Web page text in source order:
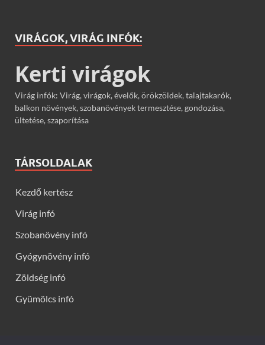
VIRÁGOK, VIRÁG INFÓK:
Kerti virágok
Virág infók: Virág, virágok, évelők, örökzöldek, talajtakarók,
balkon növények, szobanövények termesztése, gondozása,
ültetése, szaporítása
TÁRSOLDALAK
Kezdő kertész
Virág infó
Szobanövény infó
Gyógynövény infó
Zöldség infó
Gyümölcs infó